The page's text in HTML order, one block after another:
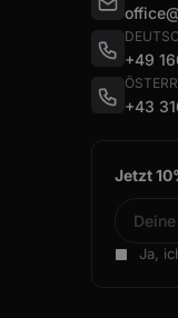
+49
+43
Jetzt
Ja,